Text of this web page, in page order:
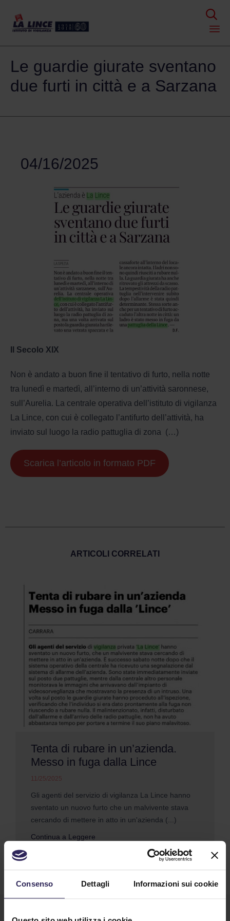
Consenso Dettagli Informazioni sui cookie

to
Le guardie giurate sventano
due furti in città e a Sarzana
04/16/2025
Il Secolo XIX
Non è andato a buon fine il tentativo di furto, nella notte
tra lunedì e martedì, all’interno di un’attività saronnese,
sull’Aurelia. La centrale operativa dell’istituto di vigilanza
La Lince, con cui è collegato l’antifurto dell’attività, ha
inviato sul luogo la radio pattuglia di zona (…)
Scarica l’articolo in formato PDF
ARTICOLI CORRELATI
Tenta di rubare in un’azienda.
Messo in fuga dalla Lince
11/25/2025
Gli agenti del servizio di vigilanza La Lince hanno
sventato un nuovo furto che un malvivente stava
cercando di mettere in atto in un'azienda (...)
Continua a Leggere